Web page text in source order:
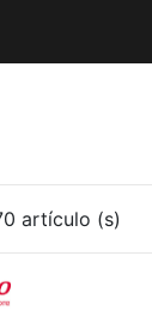
artículo (s)